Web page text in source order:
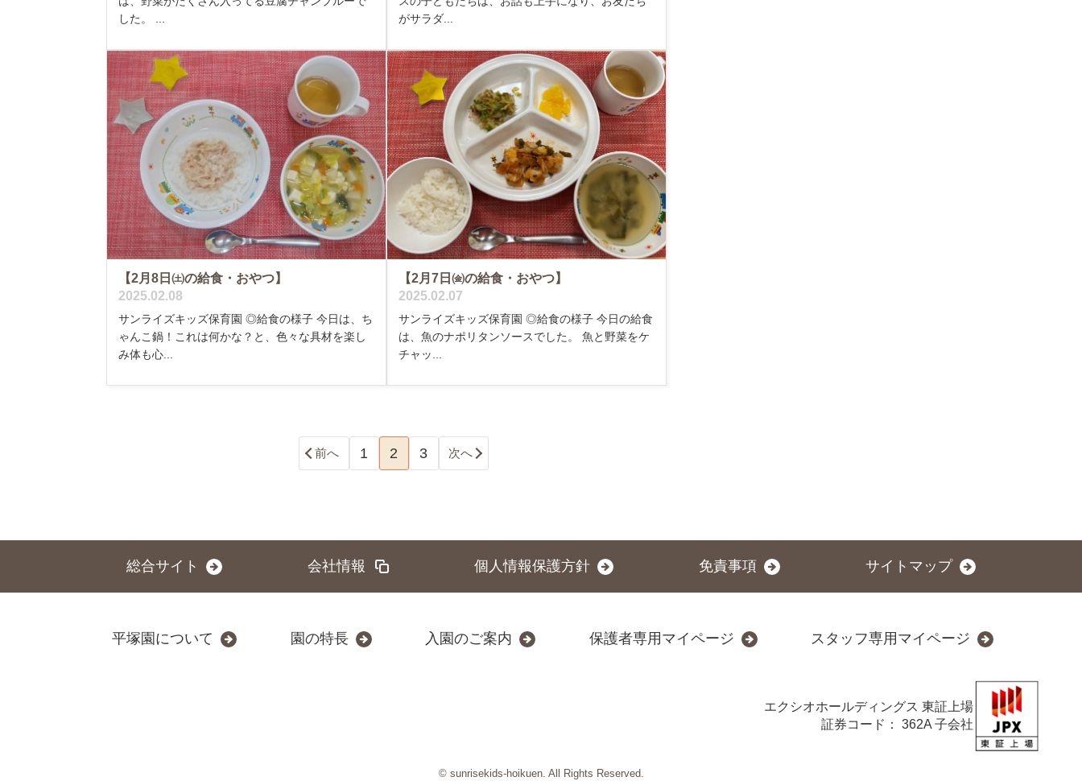
した。 ...
がサラダ...
【2月8日㈯の給食・おやつ】
2025.02.08
サンライズキッズ保育園 ◎給食の様子 今日は、ち
ゃんこ鍋！これは何かな？と、色々な具材を楽し
み体も心...
【2月7日㈮の給食・おやつ】
2025.02.07
サンライズキッズ保育園 ◎給食の様子 今日の給食
は、魚のナポリタンソースでした。 魚と野菜をケ
チャッ...
前へ 1 2 3 次へ
総合サイト 会社情報 個人情報保護方針 免責事項 サイトマップ
平塚園について 園の特長 入園のご案内 保護者専用マイページ スタッフ専用マイページ
エクシオホールディングス 東証上場
証券コード： 362A 子会社
© sunrisekids-hoikuen. All Rights Reserved.